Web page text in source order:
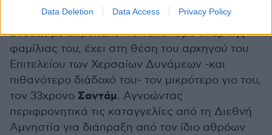
Data Deletion Data Access Privacy Policy
Ενόσω, με απροκάλυπτο νεποτισμό υπέρ της
φαμίλιας του, έχει στη θέση του αρχηγού του
Επιτελείου των Χερσαίων Δυνάμεων -και
πιθανότερο διάδοχό του- τον μικρότερο γιο του,
τον 33χρονο Σαντάμ. Αγνοώντας
περιφρονητικά τις καταγγελίες από τη Διεθνή
Αμνηστία για διάπραξη από τον ίδιο αθρόων